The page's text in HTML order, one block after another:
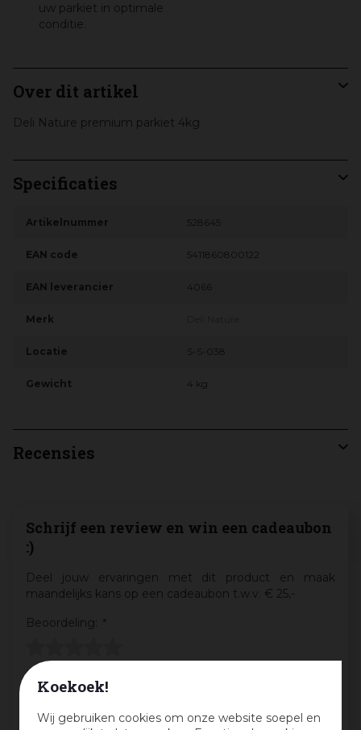
Koekoek!
Wij gebruiken cookies om onze website soepel en
uw parkiet in optimale
conditie.
Over dit artikel
Deli Nature premium parkiet 4kg
Specificaties
Artikelnummer 528645
EAN code 5411860800122
EAN leverancier 4066
Merk
Locatie S-S-038
Gewicht 4 kg
Recensies
Schrijf een review en win een cadeaubon
:)
Deel jouw ervaringen met dit product en maak
maandelijks kans op een cadeaubon t.w.v. € 25,-
Beoordeling:
*
Mijn ervaring in één zin: